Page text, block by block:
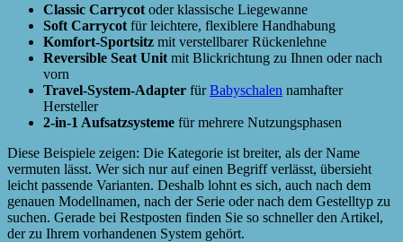
Classic Carrycot oder klassische Liegewanne
Soft Carrycot für leichtere, flexiblere Handhabung
Komfort-Sportsitz mit verstellbarer Rückenlehne
Reversible Seat Unit mit Blickrichtung zu Ihnen oder nach
vorn
Travel-System-Adapter fürBabyschalen namhafter
Hersteller
2-in-1 Aufsatzsysteme für mehrere Nutzungsphasen
Diese Beispiele zeigen: Die Kategorie ist breiter, als der Name
vermuten lässt. Wer sich nur auf einen Begriff verlässt, übersieht
leicht passende Varianten. Deshalb lohnt es sich, auch nach dem
genauen Modellnamen, nach der Serie oder nach dem Gestelltyp zu
suchen. Gerade bei Restposten finden Sie so schneller den Artikel,
der zu Ihrem vorhandenen System gehört.